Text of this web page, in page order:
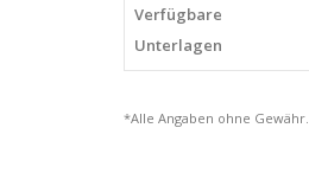
Verfügbare
Unterlagen
*Alle Angaben ohne Gewähr.